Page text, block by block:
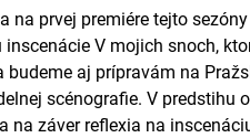
na prvej premiére tejto sezóny
V mojich snoch,
aj prípravám na
scénografie. V predstihu
záver reflexia na